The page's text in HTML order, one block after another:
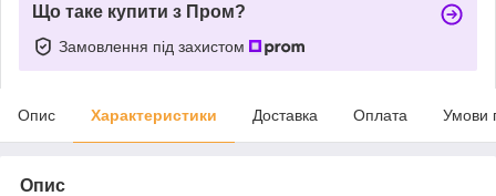
Що таке купити з Пром?
Замовлення під захистом
Опис Характеристики Доставка Оплата Умови
Опис